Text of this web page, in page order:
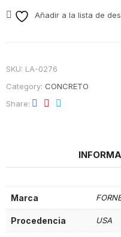
Añadir a la lista de
SKU: LA-0276
Category: CONCRETO
Share
Marca
Procedencia USA